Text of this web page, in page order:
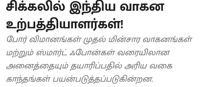
சிக்கலில் இந்திய வாகன
உற்பத்தியாளர்கள்!
போர் விமானங்கள் முதல் மின்சார வாகனங்கள்
மற்றும் ஸ்மார்ட் ஃபோன்கள் வரையிலான
அனைத்தையும் தயாரிப்பதில் அரிய வகை
காந்தங்கள் பயன்படுத்தப்படுகின்றன.